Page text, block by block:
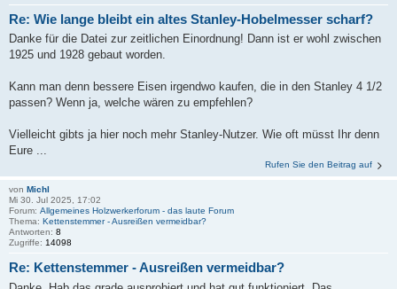
Re: Wie lange bleibt ein altes Stanley-Hobelmesser scharf?
Danke für die Datei zur zeitlichen Einordnung! Dann ist er wohl zwischen
1925 und 1928 gebaut worden.
Kann man denn bessere Eisen irgendwo kaufen, die in den Stanley 4 1/2
passen? Wenn ja, welche wären zu empfehlen?
Vielleicht gibts ja hier noch mehr Stanley-Nutzer. Wie oft müsst Ihr denn
Eure ...
Rufen Sie den Beitrag auf
von Michl
Mi 30. Jul 2025, 17:02
Forum: Allgemeines Holzwerkerforum - das laute Forum
Thema: Kettenstemmer - Ausreißen vermeidbar?
Antworten: 8
Zugriffe: 14098
Re: Kettenstemmer - Ausreißen vermeidbar?